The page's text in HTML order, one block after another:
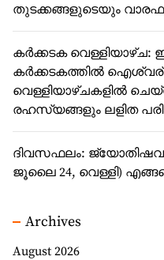
തുടക്കങ്ങളുടെയും
കർക്കടക
കർക്കടകത്തിൽ
വെള്ളിയാഴ്ചകളിൽ
രഹസ്യങ്ങളും ലളിത
ദിവസഫലം:
ജൂലൈ 24, വെള്ളി)
Archives
August 2026